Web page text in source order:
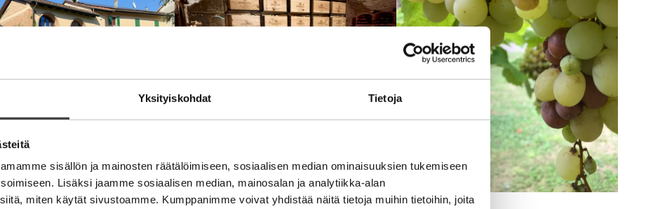
Yksityiskohdat Tietoja
sisällön ja mainosten räätälöimiseen, sosiaalisen median ominaisuuksien tukemiseen
Lisäksi jaamme sosiaalisen median, mainosalan ja analytiikka-alan
miten käytät sivustoamme. Kumppanimme voivat yhdistää näitä tietoja muihin tietoihin, joita